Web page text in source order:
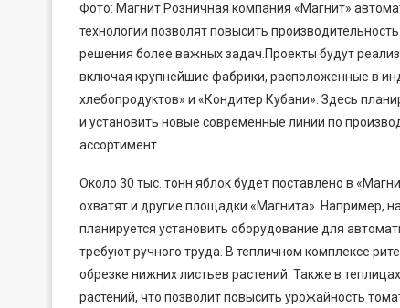
Фото: Магнит Розничная компания «Магнит»
технологии позволят повысить
решения более важных задач.Проекты будут
включая крупнейшие фабрики, расположенные в
хлебопродуктов» и «Кондитер Кубани». Здесь
и установить новые современные линии по
ассортимент.
Около 30 тыс. тонн яблок будет поставлено в
охватят и другие площадки «Магнита». Например,
планируется установить оборудование для
требуют ручного труда. В тепличном комплексе
обрезке нижних листьев растений. Также в
растений, что позволит повысить урожайность